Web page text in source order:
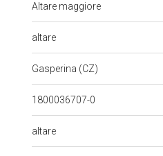
Altare maggiore
altare
Gasperina (CZ)
1800036707-0
altare